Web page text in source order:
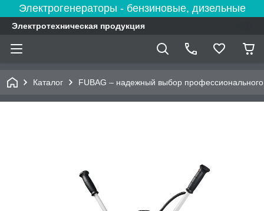
Электрогенераторы - бензиновые, дизельные
Электротехническая продукция
Каталог FUBAG – надежный выбор